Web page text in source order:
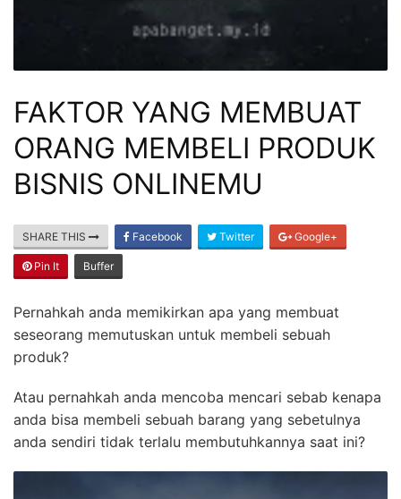
FAKTOR YANG MEMBUAT
ORANG MEMBELI PRODUK
BISNIS ONLINEMU
SHARE THIS Facebook Twitter Google+
Pin It Buffer
Pernahkah anda memikirkan apa yang membuat
seseorang memutuskan untuk membeli sebuah
produk?
Atau pernahkah anda mencoba mencari sebab kenapa
anda bisa membeli sebuah barang yang sebetulnya
anda sendiri tidak terlalu membutuhkannya saat ini?